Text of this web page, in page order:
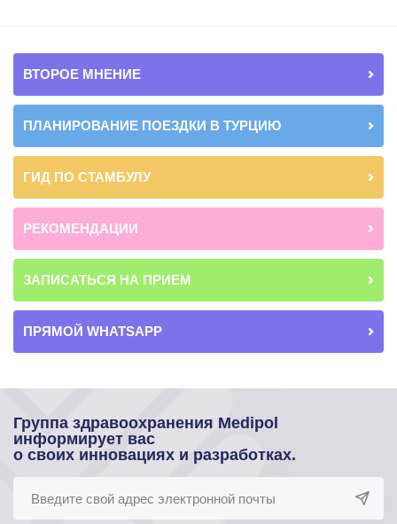
ВТОРОЕ МНЕНИЕ
ПЛАНИРОВАНИЕ ПОЕЗДКИ В ТУРЦИЮ
ГИД ПО СТАМБУЛУ
РЕКОМЕНДАЦИИ
ЗАПИСАТЬСЯ НА ПРИЕМ
ПРЯМОЙ WHATSAPP
Группа здравоохранения Medipol
информирует вас
о своих инновациях и разработках.